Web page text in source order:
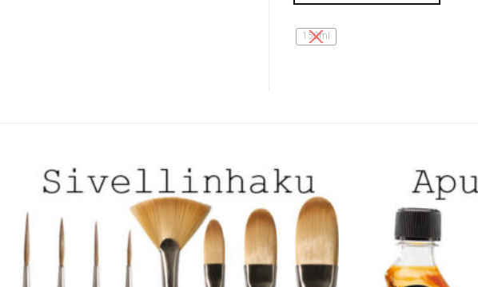
tuotteella
on
sivulla.
150ml